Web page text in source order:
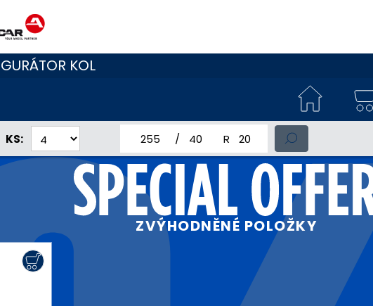
KOL
KS: jmenovitá šířka pneumatiky
profil pneumatikyjmenovitý průměr pneumatiky
ZVÝHODNĚNÉ POLOŽKY